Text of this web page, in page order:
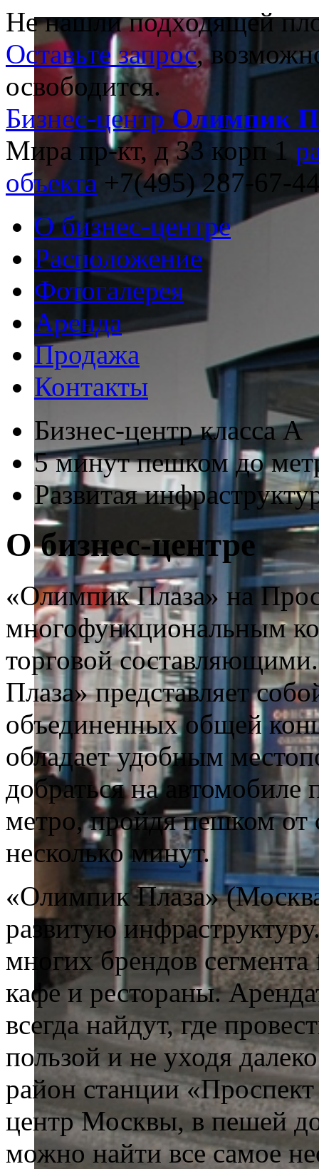
Не нашли подходящей
Оставьте запрос,
освободится.
Бизнес-центр Олимпик
Мира пр-кт, д 33 корп 1
объекта +7(495) 287-67-
О бизнес-центре
Расположение
Фотогалерея
Аренда
Продажа
Контакты
Бизнес-центр класса А
5 минут пешком до
Развитая
О бизнес-центре
«Олимпик Плаза» на
многофункциональным
торговой
Плаза» представляет
объединенных общей
обладает удобным
добраться на
метро, пройдя пешком
несколько минут.
«Олимпик Плаза»
развитую
многих брендов
кафе и рестораны.
всегда найдут, где
пользой и не уходя
район станции
центр Москвы, в пешей
можно найти все самое